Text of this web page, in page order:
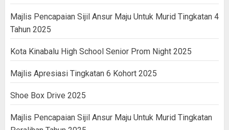
Majlis Pencapaian Sijil Ansur Maju Untuk Murid Tingkatan 4
Tahun 2025
Kota Kinabalu High School Senior Prom Night 2025
Majlis Apresiasi Tingkatan 6 Kohort 2025
Shoe Box Drive 2025
Majlis Pencapaian Sijil Ansur Maju Untuk Murid Tingkatan